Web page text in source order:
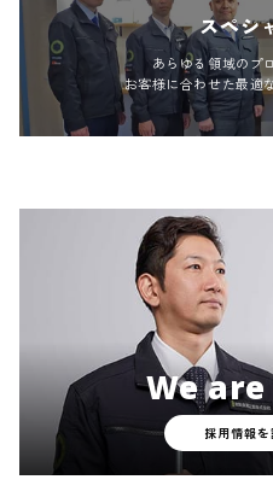
スペシ
あらゆる領域のプ
お客様に合わせた最適
We are
採用情報